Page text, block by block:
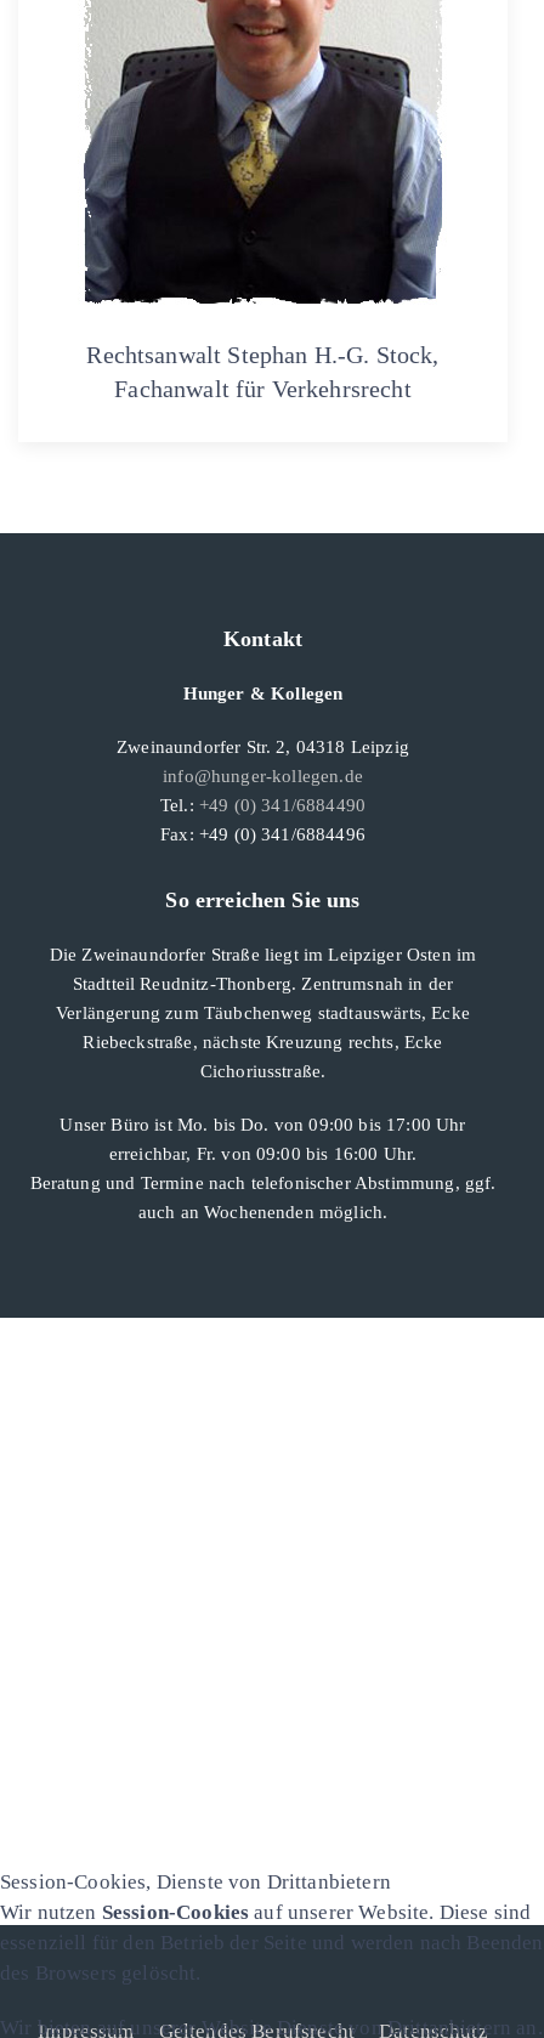
Rechtsanwalt Stephan H.-G. Stock,
Fachanwalt für Verkehrsrecht
Kontakt
Hunger & Kollegen
Zweinaundorfer Str. 2, 04318 Leipzig
info@hunger-kollegen.de
Tel.: +49 (0) 341/6884490
Fax: +49 (0) 341/6884496
So erreichen Sie uns
Die Zweinaundorfer Straße liegt im Leipziger Osten im
Stadtteil Reudnitz-Thonberg. Zentrumsnah in der
Verlängerung zum Täubchenweg stadtauswärts, Ecke
Riebeckstraße, nächste Kreuzung rechts, Ecke
Cichoriusstraße.
Unser Büro ist Mo. bis Do. von 09:00 bis 17:00 Uhr
erreichbar, Fr. von 09:00 bis 16:00 Uhr.
Beratung und Termine nach telefonischer Abstimmung, ggf.
auch an Wochenenden möglich.
Impressum Geltendes Berufsrecht Datenschutz
Session-Cookies, Dienste von Drittanbietern
Wir nutzen Session-Cookies auf unserer Website. Diese sind
essenziell für den Betrieb der Seite und werden nach Beenden
des Browsers gelöscht.
Wir bieten auf unserer Website Dienste von Drittanbietern an.